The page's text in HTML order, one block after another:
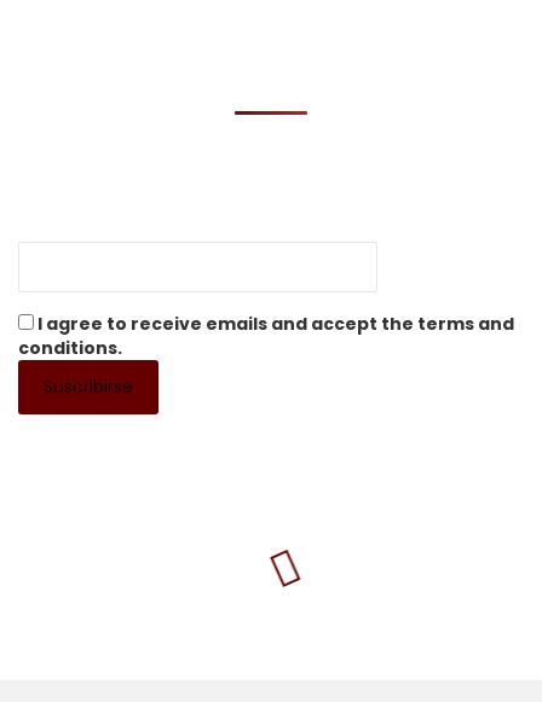
I agree to receive emails and accept the terms and
conditions.